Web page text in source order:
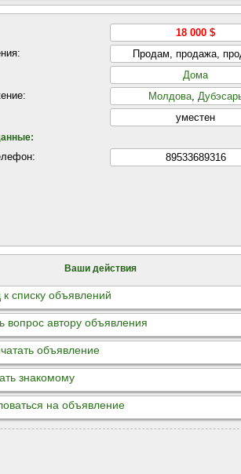
18 000 $
Продам, продажа,
Дома
Молдова,
уместен
89533689316
Ваши действия
к списку объявлений
вопрос автору объявления
объявление
знакомому
на объявление